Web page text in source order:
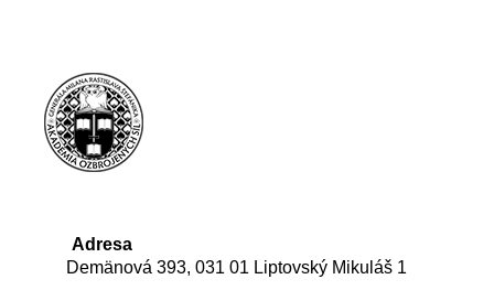
Adresa
Demänová 393, 031 01 Liptovský Mikuláš 1